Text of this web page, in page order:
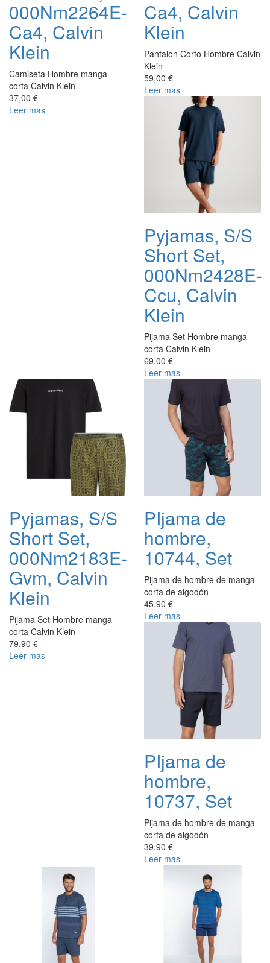
000Nm2264E-
Ca4, Calvin
Klein
Camiseta Hombre manga
corta Calvin Klein
37,00 €
Leer mas
Ca4, Calvin
Klein
Pantalon Corto Hombre Calvin
Klein
59,00 €
Leer mas
Pyjamas, S/S
Short Set,
000Nm2428E-
Ccu, Calvin
Klein
Pijama Set Hombre manga
corta Calvin Klein
69,00 €
Leer mas
Pyjamas, S/S
Short Set,
000Nm2183E-
Gvm, Calvin
Klein
Pijama Set Hombre manga
corta Calvin Klein
79,90 €
Leer mas
PIjama de
hombre,
10744, Set
Pijama de hombre de manga
corta de algodón
45,90 €
Leer mas
PIjama de
hombre,
10737, Set
Pijama de hombre de manga
corta de algodón
39,90 €
Leer mas